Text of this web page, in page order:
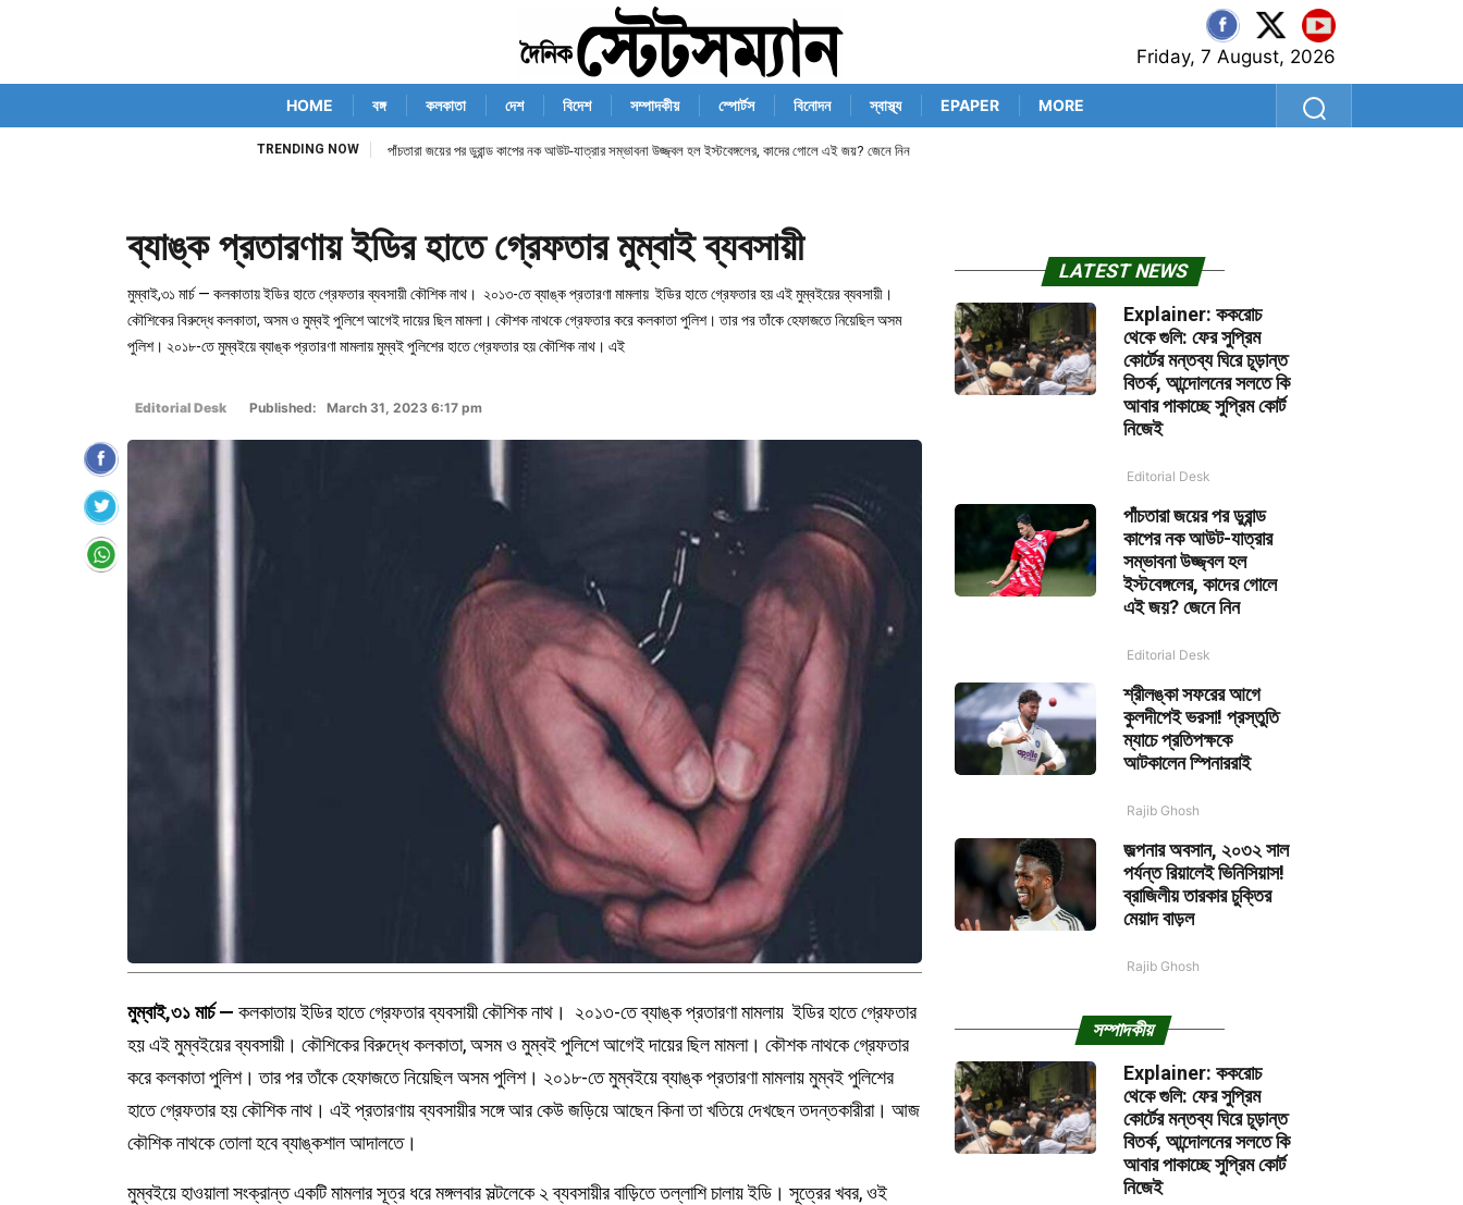
Friday, 7 August, 2026
HOME বঙ্গ কলকাতা দেশ বিদেশ সম্পাদকীয় স্পোর্টস বিনোদন স্বাস্থ্য EPAPER MORE
TRENDING NOW পাঁচতারা জয়ের পর ডুরান্ড কাপের নক আউট-যাত্রার সম্ভাবনা উজ্জ্বল হল ইস্টবেঙ্গলের, কাদের গোলে এই জয়? জেনে নিন
ব্যাঙ্ক প্রতারণায় ইডির হাতে গ্রেফতার মুম্বাই ব্যবসায়ী
মুম্বাই,৩১ মার্চ — কলকাতায় ইডির হাতে গ্রেফতার ব্যবসায়ী কৌশিক নাথ। ২০১৩-তে ব্যাঙ্ক প্রতারণা মামলায় ইডির হাতে গ্রেফতার হয় এই মুম্বইয়ের ব্যবসায়ী।
কৌশিকের বিরুদ্ধে কলকাতা, অসম ও মুম্বই পুলিশে আগেই দায়ের ছিল মামলা। কৌশক নাথকে গ্রেফতার করে কলকাতা পুলিশ। তার পর তাঁকে হেফাজতে নিয়েছিল অসম
পুলিশ। ২০১৮-তে মুম্বইয়ে ব্যাঙ্ক প্রতারণা মামলায় মুম্বই পুলিশের হাতে গ্রেফতার হয় কৌশিক নাথ। এই
Editorial Desk Published: March 31, 2023 6:17 pm
মুম্বাই,৩১ মার্চ — কলকাতায় ইডির হাতে গ্রেফতার ব্যবসায়ী কৌশিক নাথ। ২০১৩-তে ব্যাঙ্ক প্রতারণা মামলায় ইডির হাতে গ্রেফতার
হয় এই মুম্বইয়ের ব্যবসায়ী। কৌশিকের বিরুদ্ধে কলকাতা, অসম ও মুম্বই পুলিশে আগেই দায়ের ছিল মামলা। কৌশক নাথকে গ্রেফতার
করে কলকাতা পুলিশ। তার পর তাঁকে হেফাজতে নিয়েছিল অসম পুলিশ। ২০১৮-তে মুম্বইয়ে ব্যাঙ্ক প্রতারণা মামলায় মুম্বই পুলিশের
হাতে গ্রেফতার হয় কৌশিক নাথ। এই প্রতারণায় ব্যবসায়ীর সঙ্গে আর কেউ জড়িয়ে আছেন কিনা তা খতিয়ে দেখছেন তদন্তকারীরা। আজ
কৌশিক নাথকে তোলা হবে ব্যাঙ্কশাল আদালতে।
মুম্বইয়ে হাওয়ালা সংক্রান্ত একটি মামলার সূত্র ধরে মঙ্গলবার সল্টলেকে ২ ব্যবসায়ীর বাড়িতে তল্লাশি চালায় ইডি। সূত্রের খবর, ওই
LATEST NEWS
Explainer: ককরোচ
থেকে গুলি: ফের সুপ্রিম
কোর্টের মন্তব্য ঘিরে চূড়ান্ত
বিতর্ক, আন্দোলনের সলতে কি
আবার পাকাচ্ছে সুপ্রিম কোর্ট
নিজেই
Editorial Desk
পাঁচতারা জয়ের পর ডুরান্ড
কাপের নক আউট-যাত্রার
সম্ভাবনা উজ্জ্বল হল
ইস্টবেঙ্গলের, কাদের গোলে
এই জয়? জেনে নিন
Editorial Desk
শ্রীলঙ্কা সফরের আগে
কুলদীপেই ভরসা! প্রস্তুতি
ম্যাচে প্রতিপক্ষকে
আটকালেন স্পিনাররাই
Rajib Ghosh
জল্পনার অবসান, ২০৩২ সাল
পর্যন্ত রিয়ালেই ভিনিসিয়াস!
ব্রাজিলীয় তারকার চুক্তির
মেয়াদ বাড়ল
Rajib Ghosh
সম্পাদকীয়
Explainer: ককরোচ
থেকে গুলি: ফের সুপ্রিম
কোর্টের মন্তব্য ঘিরে চূড়ান্ত
বিতর্ক, আন্দোলনের সলতে কি
আবার পাকাচ্ছে সুপ্রিম কোর্ট
নিজেই